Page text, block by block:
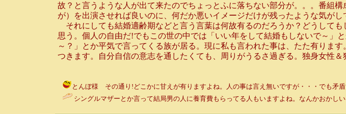
故？と言うような人が出て来たのでちょっとふに落ちない部分が。。。番組
が）を出演させれば良いのに、何だか悪いイメージだけが残ったような気がし
それにしても結婚適齢期などと言う言葉は何故有るのだろうか？どうして
思う。個人の自由だ!でもこの世の中では「いい年をして結婚もしないで～」
～？」とか平気で言ってくる族が居る。現に私も言われた事は、たた有りま
つきます。自分自信の意志を通したくても、周りがうるさ過ぎる。独身女性
とんぼ様 その通り!どこかに甘えが有りますよね。人の事は言え無いですが・・・でも矛
シングルマザーとか言って結局男の人に養育費もらってる人もいますよね。なんかおかし